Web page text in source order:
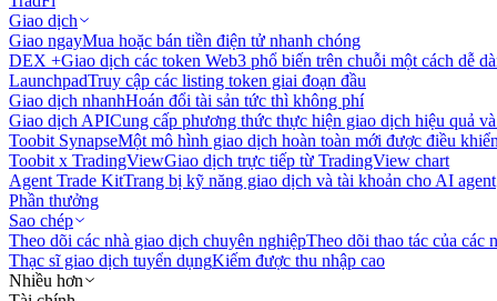
Giao dịch
Giao ngayMua hoặc bán tiền điện tử nhanh chóng
DEX +Giao dịch các token Web3 phổ biến trên chuỗi một cách dễ
LaunchpadTruy cập các listing token giai đoạn đầu
Giao dịch nhanhHoán đổi tài sản tức thì không phí
Giao dịch APICung cấp phương thức thực hiện giao dịch hiệu quả
Toobit SynapseMột mô hình giao dịch hoàn toàn mới được điều
Toobit x TradingViewGiao dịch trực tiếp từ TradingView chart
Agent Trade KitTrang bị kỹ năng giao dịch và tài khoản cho AI agent
Phần thưởng
Sao chép
Theo dõi các nhà giao dịch chuyên nghiệpTheo dõi thao tác của các
Thạc sĩ giao dịch tuyển dụngKiếm được thu nhập cao
Nhiều hơn